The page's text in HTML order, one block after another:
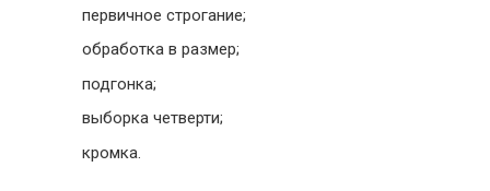
первичное строгание;
обработка в размер;
подгонка;
выборка четверти;
кромка.